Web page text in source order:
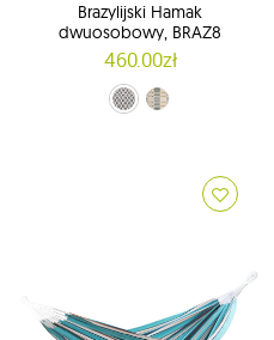
Brazylijski Hamak
dwuosobowy, BRAZ8
460.00zł
biało-czarny (10)
beżowo-brązowo-czarny (11)